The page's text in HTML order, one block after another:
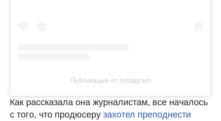
Публикация от Instagram
Как рассказала она журналистам, все началось
с того, что продюсеру захотел преподнести